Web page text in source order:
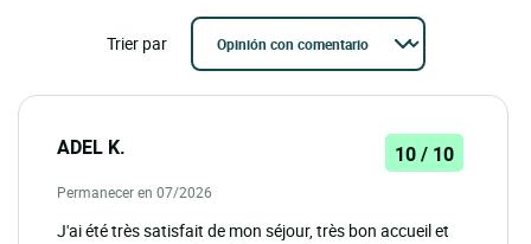
Trier par
ADEL K. 10 / 10
Permanecer en 07/2026
J'ai été très satisfait de mon séjour, très bon accueil et